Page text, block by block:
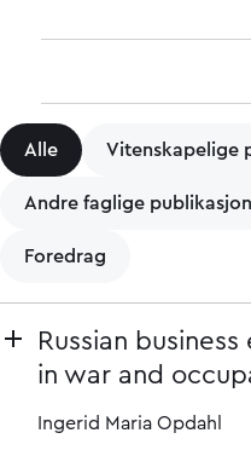
Alle Vitenskapelige
Andre faglige
Foredrag
Russian
in war and
Ingerid Maria Opdahl